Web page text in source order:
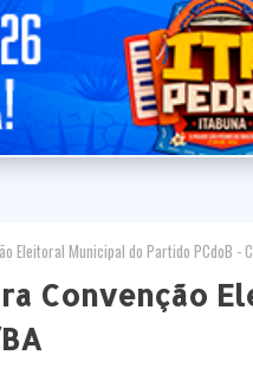
Eleitoral Municipal do Partido PCdoB -
Convenção